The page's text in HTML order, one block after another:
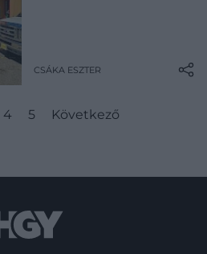
CSÁKA ESZTER
4 5 Következő